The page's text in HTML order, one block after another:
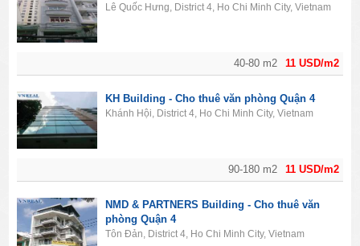
11 USD/m2
40-80 m2
Lê Quốc Hưng, District 4, Ho Chi Minh City, Vietnam
11 USD/m2
90-180 m2
KH Building - Cho thuê văn phòng Quận 4
Khánh Hội, District 4, Ho Chi Minh City, Vietnam
NMD & PARTNERS Building - Cho thuê văn
phòng Quận 4
Tôn Đản, District 4, Ho Chi Minh City, Vietnam